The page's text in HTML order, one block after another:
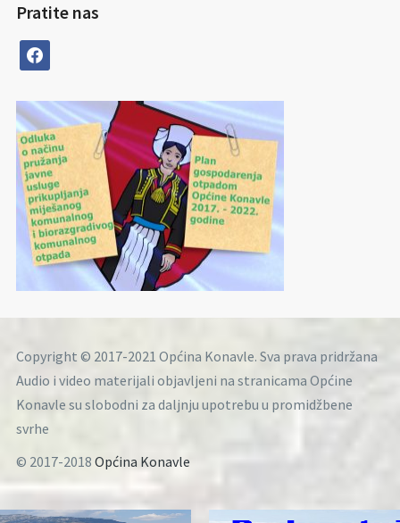
Pratite nas
facebook
Copyright © 2017-2021 Općina Konavle. Sva prava pridržana
Audio i video materijali objavljeni na stranicama Općine
Konavle su slobodni za daljnju upotrebu u promidžbene
svrhe
© 2017-2018 Općina Konavle